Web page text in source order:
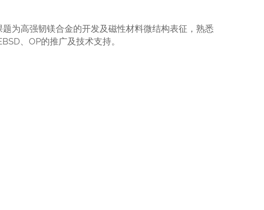
为高强韧镁合金的开发及磁性材料微结构表征，熟悉
、OP的推广及技术支持。